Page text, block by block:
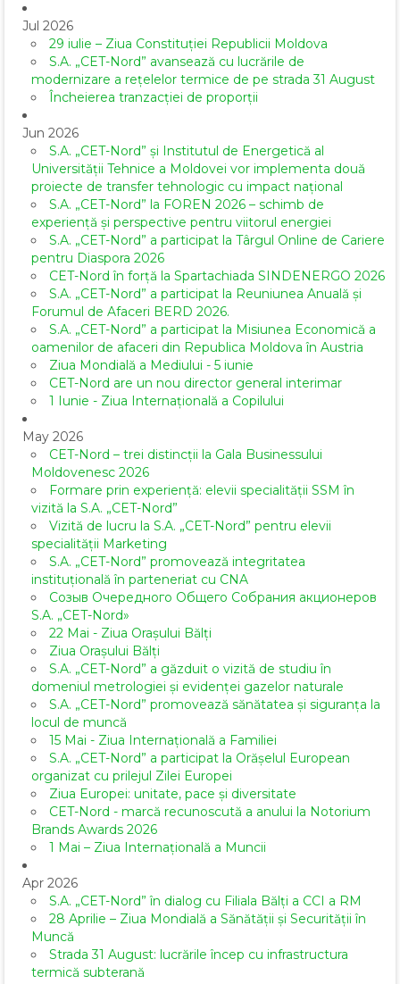
Jul 2026
29 iulie – Ziua Constituției Republicii Moldova
S.A. „CET-Nord” avansează cu lucrările de
modernizare a rețelelor termice de pe strada 31 August
Încheierea tranzacției de proporții
Jun 2026
S.A. „CET-Nord” și Institutul de Energetică al
Universității Tehnice a Moldovei vor implementa două
proiecte de transfer tehnologic cu impact național
S.A. „CET-Nord” la FOREN 2026 – schimb de
experiență și perspective pentru viitorul energiei
S.A. „CET-Nord” a participat la Târgul Online de Cariere
pentru Diaspora 2026
CET-Nord în forță la Spartachiada SINDENERGO 2026
S.A. „CET-Nord” a participat la Reuniunea Anuală și
Forumul de Afaceri BERD 2026.
S.A. „CET-Nord” a participat la Misiunea Economică a
oamenilor de afaceri din Republica Moldova în Austria
Ziua Mondială a Mediului - 5 iunie
CET-Nord are un nou director general interimar
1 Iunie - Ziua Internațională a Copilului
May 2026
CET-Nord – trei distincții la Gala Businessului
Moldovenesc 2026
Formare prin experiență: elevii specialității SSM în
vizită la S.A. „CET-Nord”
Vizită de lucru la S.A. „CET-Nord” pentru elevii
specialității Marketing
S.A. „CET-Nord” promovează integritatea
instituțională în parteneriat cu CNA
Созыв Очередного Общего Собрания акционеров
S.A. „CET-Nord»
22 Mai - Ziua Orașului Bălți
Ziua Orașului Bălți
S.A. „CET-Nord” a găzduit o vizită de studiu în
domeniul metrologiei și evidenței gazelor naturale
S.A. „CET-Nord” promovează sănătatea și siguranța la
locul de muncă
15 Mai - Ziua Internațională a Familiei
S.A. „CET-Nord” a participat la Orășelul European
organizat cu prilejul Zilei Europei
Ziua Europei: unitate, pace și diversitate
CET-Nord - marcă recunoscută a anului la Notorium
Brands Awards 2026
1 Mai – Ziua Internațională a Muncii
Apr 2026
S.A. „CET-Nord” în dialog cu Filiala Bălți a CCI a RM
28 Aprilie – Ziua Mondială a Sănătății și Securității în
Muncă
Strada 31 August: lucrările încep cu infrastructura
termică subterană